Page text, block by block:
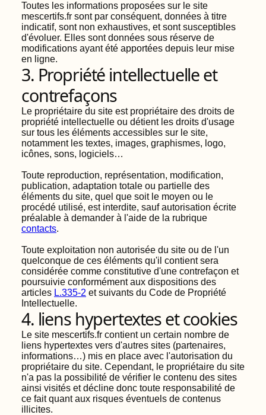
Toutes les informations proposées sur le site
mescertifs.fr sont par conséquent, données à titre
indicatif, sont non exhaustives, et sont susceptibles
d'évoluer. Elles sont données sous réserve de
modifications ayant été apportées depuis leur mise
en ligne.
3. Propriété intellectuelle et
contrefaçons
Le propriétaire du site est propriétaire des droits de
propriété intellectuelle ou détient les droits d'usage
sur tous les éléments accessibles sur le site,
notamment les textes, images, graphismes, logo,
icônes, sons, logiciels…
Toute reproduction, représentation, modification,
publication, adaptation totale ou partielle des
éléments du site, quel que soit le moyen ou le
procédé utilisé, est interdite, sauf autorisation écrite
préalable à demander à l'aide de la rubrique
contacts.
Toute exploitation non autorisée du site ou de l'un
quelconque de ces éléments qu'il contient sera
considérée comme constitutive d'une contrefaçon et
poursuivie conformément aux dispositions des
articles L.335-2 et suivants du Code de Propriété
Intellectuelle.
4. liens hypertextes et cookies
Le site mescertifs.fr contient un certain nombre de
liens hypertextes vers d'autres sites (partenaires,
informations…) mis en place avec l'autorisation du
propriétaire du site. Cependant, le propriétaire du site
n'a pas la possibilité de vérifier le contenu des sites
ainsi visités et décline donc toute responsabilité de
ce fait quant aux risques éventuels de contenus
illicites.